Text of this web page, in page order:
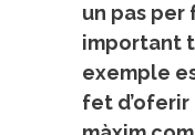
un pas per
important
exemple
fet